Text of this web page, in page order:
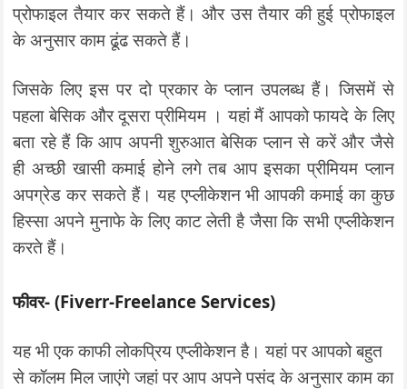
प्रोफाइल तैयार कर सकते हैं। और उस तैयार की हुई प्रोफाइल
के अनुसार काम ढूंढ सकते हैं।
जिसके लिए इस पर दो प्रकार के प्लान उपलब्ध हैं। जिसमें से
पहला बेसिक और दूसरा प्रीमियम । यहां मैं आपको फायदे के लिए
बता रहे हैं कि आप अपनी शुरुआत बेसिक प्लान से करें और जैसे
ही अच्छी खासी कमाई होने लगे तब आप इसका प्रीमियम प्लान
अपग्रेड कर सकते हैं। यह एप्लीकेशन भी आपकी कमाई का कुछ
हिस्सा अपने मुनाफे के लिए काट लेती है जैसा कि सभी एप्लीकेशन
करते हैं।
फीवर- (Fiverr-Freelance Services)
यह भी एक काफी लोकप्रिय एप्लीकेशन है। यहां पर आपको बहुत
से कॉलम मिल जाएंगे जहां पर आप अपने पसंद के अनुसार काम का